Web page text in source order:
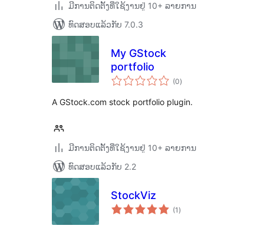
ມີການຕິດຕັ້ງທີ່ໃຊ້ງານຢູ່ 10+ ລາຍການ
ທົດສອບແລ້ວກັບ 7.0.3
My GStock
portfolio
(0ຄະແນນ
ທັງໝົດ
)
A GStock.com stock portfolio plugin.
ມີການຕິດຕັ້ງທີ່ໃຊ້ງານຢູ່ 10+ ລາຍການ
ທົດສອບແລ້ວກັບ 2.2
StockViz
(1 ຄະແນນ
ທັງໝົດ
)